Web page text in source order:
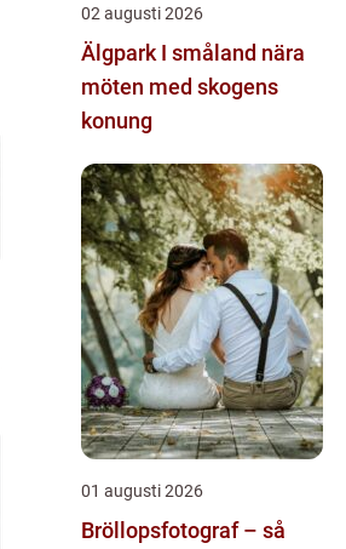
02 augusti 2026
Älgpark I småland nära
möten med skogens
konung
01 augusti 2026
Bröllopsfotograf – så